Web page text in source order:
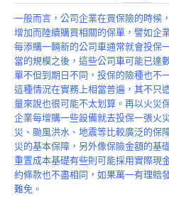
台灣商業保險
第一品牌
關於豐林
About
服務項目
Service
火災保額
估算系統
一般而言，公司企業在買保險的時候
增加而陸續購買相關的保單，譬如企
每添購一輛新的公司車通常就會投保
當的規模之後，這些公司車可能已達
單不但到期日不同，投保的險種也不
這種情況在實務上相當普遍，其不只
量來說也很可能不太划算。再以火災
企業每增購一些設備就去投保一張火
災、颱風洪水、地震等比較廣泛的保
災的基本保障，另外像保險金額的基
重置成本基礎有些則可能採用實際現
約條款也不盡相同，如果萬一有理賠
難免。